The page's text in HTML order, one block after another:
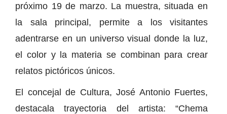
próximo 19 de marzo. La muestra, situada en
la sala principal, permite a los visitantes
adentrarse en un universo visual donde la luz,
el color y la materia se combinan para crear
relatos pictóricos únicos.
El concejal de Cultura, José Antonio Fuertes,
destacala trayectoria del artista: “Chema